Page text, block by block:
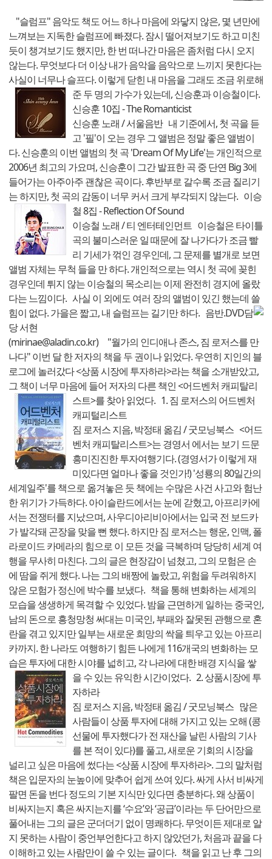
"슬럼프" 음악도 책도 어느 하나 마음에 와닿지 않은, 몇 년만에
느껴보는 지독한 슬럼프에 빠졌다. 잠시 떨어져보기도 하고 미친
듯이 챙겨보기도 했지만, 한 번 떠나간 마음은 좀처럼 다시 오지
않는다. 무엇보다 더 이상 내가 음악을 음악으로 느끼지 못한다는
사실이 너무나 슬프다. 이렇게 닫힌 내 마음을 그래도 조금 위로해
준 두 명의 가수가 있는데, 신승훈과 이승철이다.
신승훈 10집 - The Romanticist
신승훈 노래 / 서울음반 내 기준에서, 첫 곡을 듣
고 '필'이 오는 경우 그 앨범은 정말 좋은 앨범이
다. 신승훈의 이번 앨범의 첫 곡 'Dream Of My Life'는 개인적으로
2006년 최고의 가요며, 신승훈이 그간 발표한 곡 중 단연 Big 3에
들어가는 아주아주 괜찮은 곡이다. 후반부로 갈수록 조금 질리기
는 하지만, 첫 곡의 감동이 너무 커서 크게 부각되지 않는다. 이승
철 8집 - Reflection Of Sound
이승철 노래 / 티 엔터테인먼트 이승철은 타이틀
곡의 불미스러운 일 때문에 잘 나가다가 조금 빨
리 기세가 꺾인 경우인데, 그 문제를 별개로 보면
앨범 자체는 무척 들을 만 하다. 개인적으로는 역시 첫 곡에 꽂힌
경우인데 튀지 않는 이승철의 목소리는 이제 완전히 경지에 올랐
다는 느낌이다. 사실 이 외에도 여러 장의 앨범이 있긴 했는데 쓸
힘이 없다. 가을은 짧고, 내 슬럼프는 길기만 하다. 음반.DVD담
당 서현
(mirinae@aladin.co.kr) "월가의 인디애나 존스, 짐 로저스를 만
나다" 이번 달 한 저자의 책을 두 권이나 읽었다. 우연히 지인의 블
로그에 놀러갔다 <상품 시장에 투자하라>라는 책을 소개받았고,
그 책이 너무 마음에 들어 저자의 다른 책인 <어드벤처 캐피탈리
스트>를 찾아 읽었다. 1.짐 로저스의 어드벤처
캐피털리스트
짐 로저스 지음, 박정태 옮김 / 굿모닝북스 <어드
벤처 캐피탈리스트>는 경영서 에서는 보기 드문
흥미진진한 투자여행기다. (경영서가 이렇게 재
미있다면 얼마나 좋을 것인가!) '성룡의 80일간의
세계일주'를 책으로 옮겨놓은 듯 책에는 수많은 사건 사고와 험난
한 위기가 가득하다. 아이슬란드에서는 눈에 갇혔고, 아프리카에
서는 전쟁터를 지났으며, 사우디아리비아에서는 입국 전 보드카
가 발각돼 곤장을 맞을 뻔 했다. 하지만 짐 로저스는 행운, 인맥, 폴
라로이드 카메라의 힘으로 이 모든 것을 극복하며 당당히 세계 여
행을 무사히 마친다. 그의 글은 현장감이 넘쳤고, 그의 모험은 손
에 땀을 쥐게 했다. 나는 그의 배짱에 놀랐고, 위험을 두려워하지
않은 모험가 정신에 박수를 보냈다. 책을 통해 변화하는 세계의
모습을 생생하게 목격할 수 있었다. 밤을 근면하게 일하는 중국인,
남의 돈으로 흥청망청 써대는 미국인, 부패와 잘못된 관행으로 혼
란을 겪고 있지만 일부는 새로운 희망의 싹을 틔우고 있는 아프리
카까지. 한 나라도 여행하기 힘든 나에게 116개국의 변화하는 모
습은 투자에 대한 시야를 넓히고, 각 나라에 대한 배경 지식을 쌓
을 수 있는 유익한 시간이었다. 2.상품시장에 투
자하라
짐 로저스 지음, 박정태 옮김 / 굿모닝북스 많은
사람들이 상품 투자에 대해 가지고 있는 오해 (콩
선물에 투자했다가 전 재산을 날린 사람의 기사
를 본 적이 있다)를 풀고, 새로운 기회의 시장을
널리고 싶은 마음에 썼다는 <상품 시장에 투자하라>. 그의 말처럼
책은 입문자의 눈높이에 맞추어 쉽게 쓰여 있다. 싸게 사서 비싸게
팔면 돈을 번다 정도의 기본 지식만 있다면 충분하다. 왜 상품이
비싸지는지 혹은 싸지는지를 ‘수요’와 ‘공급’이라는 두 단어만으로
풀어내는 그의 글은 군더더기 없이 명쾌하다. 무엇이든 제대로 알
지 못하는 사람이 중언부언한다고 하지 않았던가, 처음과 끝을 다
이해하고 있는 사람만이 쓸 수 있는 글이다. 책을 읽고 난 후 그의